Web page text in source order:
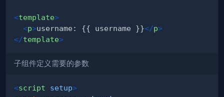
<template>
<p>username: {{ username }}</p>
</template>
子组件定义需要的参数
<script setup>